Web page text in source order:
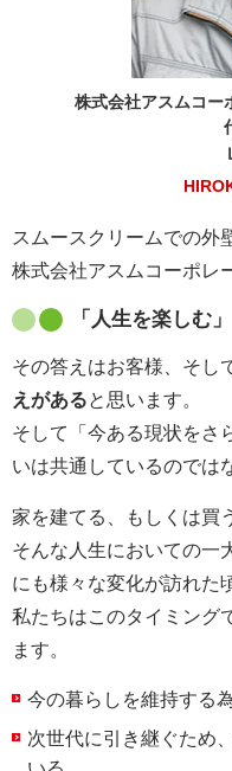
株式会社アスムコー
スムースクリームでの外
株式会社アスムコーポレ
「人生を楽しむ」
その答えはお客様、そし
えがあると思います。
そして「今ある現状をさ
いは共通しているのでは
家を建てる、もしくは買
そんな人生においての一
にも様々な変化が訪れた
私たちはこのタイミング
ます。
今の暮らしを維持する
次世代に引き継ぐため